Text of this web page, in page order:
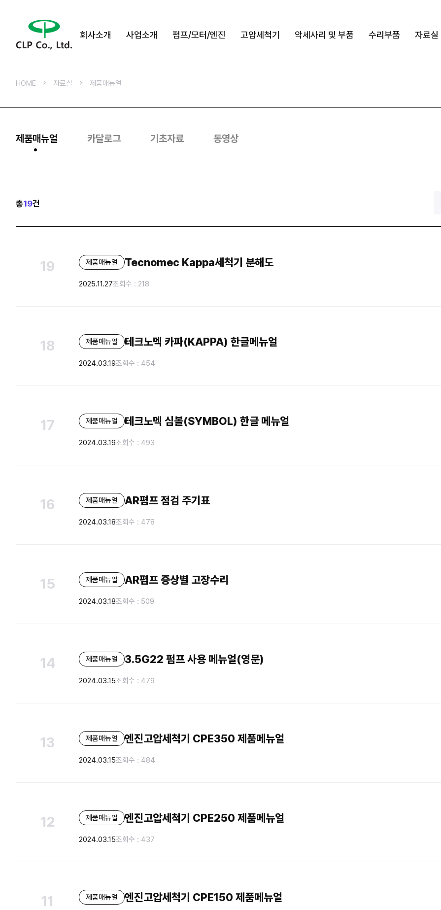
회사소개 사업소개 펌프/모터/엔진 고압세척기 악세사리 및 부품 수리부품 자료실
HOME 자료실 제품매뉴얼
제품매뉴얼 카달로그 기초자료 동영상
총19건
19 제품매뉴얼 Tecnomec Kappa세척기 분해도
2025.11.27조회수 : 218
18 제품매뉴얼 테크노멕 카파(KAPPA) 한글메뉴얼
2024.03.19조회수 : 454
17 제품매뉴얼 테크노멕 심볼(SYMBOL) 한글 메뉴얼
2024.03.19조회수 : 493
16 제품매뉴얼 AR폄프 점검 주기표
2024.03.18조회수 : 478
15 제품매뉴얼 AR폄프 증상별 고장수리
2024.03.18조회수 : 509
14 제품매뉴얼 3.5G22 펌프 사용 메뉴얼(영문)
2024.03.15조회수 : 479
13 제품매뉴얼 엔진고압세척기 CPE350 제품메뉴얼
2024.03.15조회수 : 484
12 제품매뉴얼 엔진고압세척기 CPE250 제품메뉴얼
2024.03.15조회수 : 437
11 제품매뉴얼 엔진고압세척기 CPE150 제품메뉴얼